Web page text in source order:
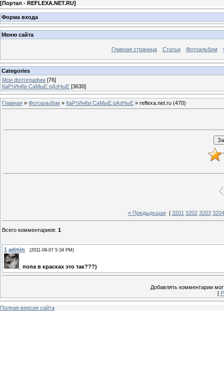
[Портал - REFLEXA.NET.RU]
Форма входа
Меню сайта
Главная страница Статьи Фотоальбом
Categories
Мои фотографии [76]
КаРтИнКи СаМыЕ рАзНыЕ [3630]
Главная » Фотоальбом » КаРтИнКи СаМыЕ рАзНыЕ » reflexa.net.ru (470)
« Предыдущая| 3201 3202 3203 3204
Всего комментариев: 1
1 admin (2011-09-07 5:34 PM)
попа в красках это так???)
Добавлять комментарии
[
Полная версия сайта